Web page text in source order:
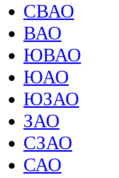
СВАО
ВАО
ЮВАО
ЮАО
ЮЗАО
ЗАО
СЗАО
САО